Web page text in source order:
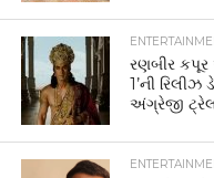
રણબીર કપૂર
1’ની
અંગ્રેજી